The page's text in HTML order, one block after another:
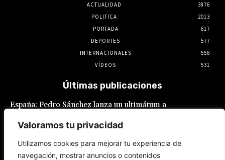
Valoramos tu privacidad
Utilizamos cookies para mejorar tu experiencia de
navegación, mostrar anuncios o contenidos
ACTUALIDAD
3876
POLITICA
2013
PORTADA
617
DEPORTES
577
INTERNACIONALES
556
VÍDEOS
531
Últimas publicaciones
España: Pedro Sánchez lanza un ultimátum a
8 de agosto de 2026